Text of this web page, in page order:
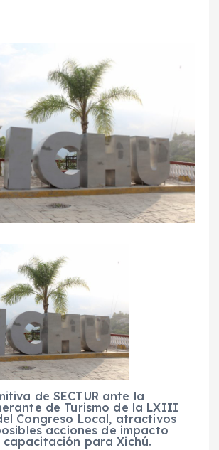
de SECTUR ante la
de Turismo de la LXIII
Congreso Local, atractivos
acciones de impacto
capacitación para Xichú.